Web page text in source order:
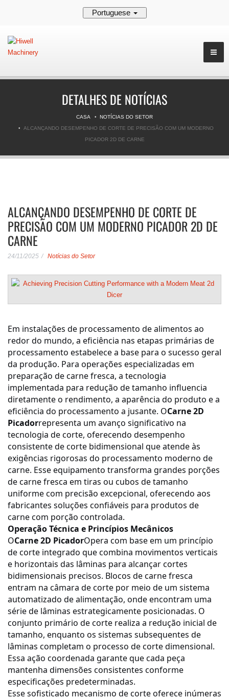
Portuguese
DETALHES DE NOTÍCIAS
CASA
NOTÍCIAS DO SETOR
ALCANÇANDO DESEMPENHO DE CORTE DE PRECISÃO COM UM MODERNO
PICADOR 2D DE CARNE
ALCANÇANDO DESEMPENHO DE CORTE DE
PRECISÃO COM UM MODERNO PICADOR 2D DE
CARNE
24/11/2025 Notícias do Setor